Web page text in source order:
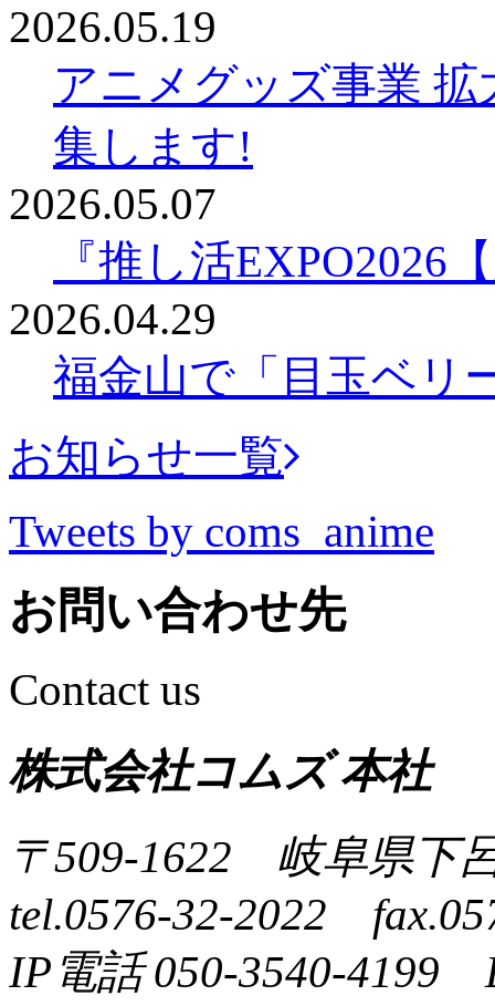
2026.05.19
アニメグッズ事業
集します!
2026.05.07
『推し活EXPO2026
2026.04.29
福金山で「目玉ベリ
お知らせ一覧
Tweets by coms_anime
お問い合わせ先
Contact us
株式会社コムズ 本社
〒509-1622 岐阜県下
tel.0576-32-2022
IP電話 050-3540-4199